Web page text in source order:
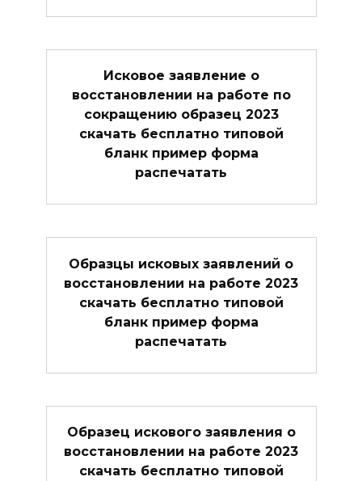
Исковое заявление о
восстановлении на работе по
сокращению образец 2023
скачать бесплатно типовой
бланк пример форма
распечатать
Образцы исковых заявлений о
восстановлении на работе 2023
скачать бесплатно типовой
бланк пример форма
распечатать
Образец искового заявления о
восстановлении на работе 2023
скачать бесплатно типовой